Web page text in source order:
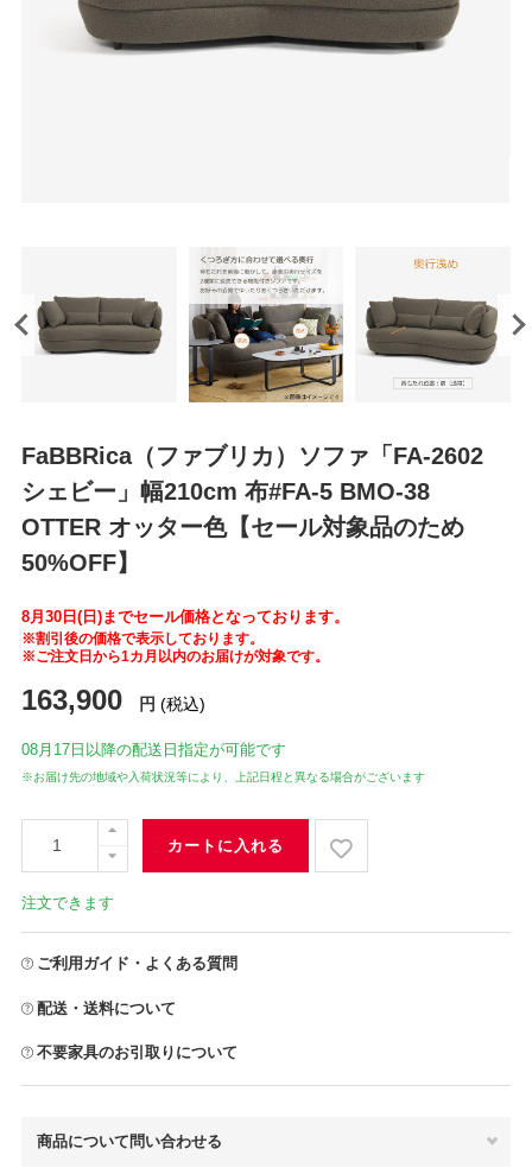
FaBBRica（ファブリカ）ソファ「FA-2602
シェビー」幅210cm 布#FA-5 BMO-38
OTTER オッター色【セール対象品のため
50%OFF】
8月30日(日)までセール価格となっております。
※割引後の価格で表示しております。
※ご注文日から1カ月以内のお届けが対象です。
163,900 円 (税込)
08月17日 以降の配送日指定が可能です
※お届け先の地域や入荷状況等により、上記日程と異なる場合がございます
カートに入れる
注文できます
ご利用ガイド・よくある質問
配送・送料について
不要家具のお引取りについて
商品について問い合わせる